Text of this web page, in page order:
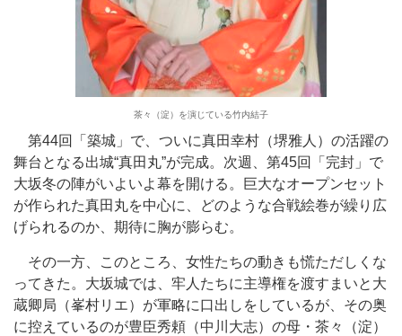
茶々（淀）を演じている竹内結子
第44回「築城」で、ついに真田幸村（堺雅人）の活躍の
舞台となる出城“真田丸”が完成。次週、第45回「完封」で
大坂冬の陣がいよいよ幕を開ける。巨大なオープンセット
が作られた真田丸を中心に、どのような合戦絵巻が繰り広
げられるのか、期待に胸が膨らむ。
その一方、このところ、女性たちの動きも慌ただしくな
ってきた。大坂城では、牢人たちに主導権を渡すまいと大
蔵卿局（峯村リエ）が軍略に口出しをしているが、その奥
に控えているのが豊臣秀頼（中川大志）の母・茶々（淀）